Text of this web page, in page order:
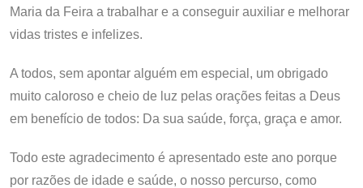
Maria da Feira a trabalhar e a conseguir auxiliar e melhorar
vidas tristes e infelizes.
A todos, sem apontar alguém em especial, um obrigado
muito caloroso e cheio de luz pelas orações feitas a Deus
em benefício de todos: Da sua saúde, força, graça e amor.
Todo este agradecimento é apresentado este ano porque
por razões de idade e saúde, o nosso percurso, como